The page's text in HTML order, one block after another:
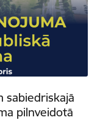
sabiedriskajā
pilnveidotā